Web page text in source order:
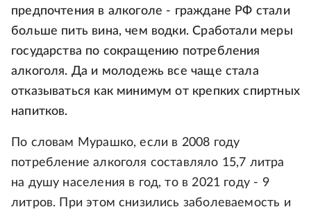
предпочтения в алкоголе - граждане РФ стали
больше пить вина, чем водки. Сработали меры
государства по сокращению потребления
алкоголя. Да и молодежь все чаще стала
отказываться как минимум от крепких спиртных
напитков.
По словам Мурашко, если в 2008 году
потребление алкоголя составляло 15,7 литра
на душу населения в год, то в 2021 году - 9
литров. При этом снизились заболеваемость и